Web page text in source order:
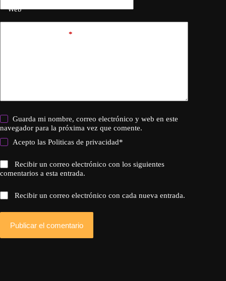
Web
*
Guarda mi nombre, correo electrónico y web en este
navegador para la próxima vez que comente.
Acepto lasPoliticas de privacidad*
Recibir un correo electrónico con los siguientes
comentarios a esta entrada.
Recibir un correo electrónico con cada nueva entrada.
Publicar el comentario